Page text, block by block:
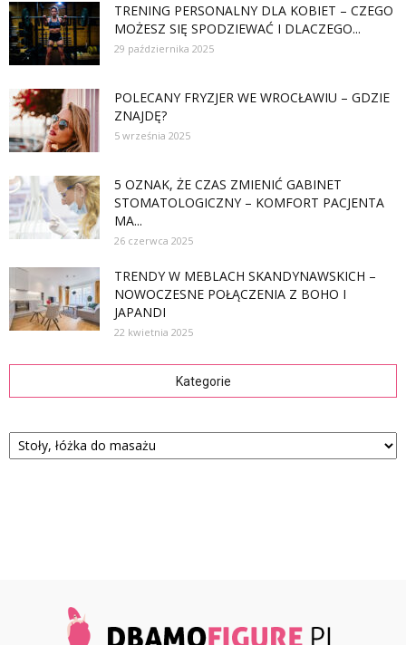
TRENING PERSONALNY DLA KOBIET – CZEGO
MOŻESZ SIĘ SPODZIEWAĆ I DLACZEGO...
29 października 2025
POLECANY FRYZJER WE WROCŁAWIU – GDZIE
ZNAJDĘ?
5 września 2025
5 OZNAK, ŻE CZAS ZMIENIĆ GABINET
STOMATOLOGICZNY – KOMFORT PACJENTA
MA...
26 czerwca 2025
TRENDY W MEBLACH SKANDYNAWSKICH –
NOWOCZESNE POŁĄCZENIA Z BOHO I
JAPANDI
22 kwietnia 2025
Kategorie
Kategorie